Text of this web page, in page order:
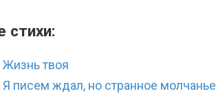
стихи:
твоя
писем ждал, но странное молчанье